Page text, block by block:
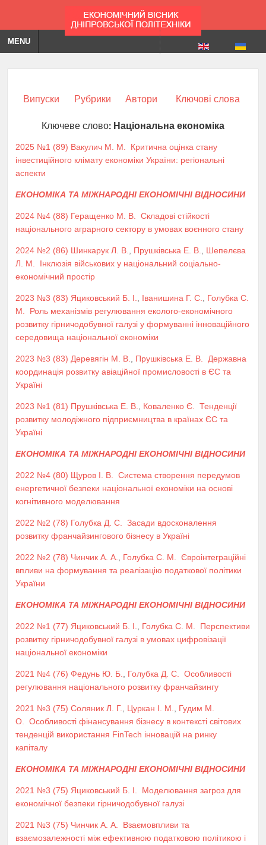
MENU
Випуски Рубрики Автори Ключові слова
Ключеве слово: Національна економіка
2025 №1 (89) Вакулич М. М.
Критична оцінка стану
інвестиційного клімату економіки України: регіональні
аспекти
ЕКОНОМІКА ТА МІЖНАРОДНІ ЕКОНОМІЧНІ ВІДНОСИНИ
2024 №4 (88) Геращенко М. В.
Складові стійкості
національного аграрного сектору в умовах воєнного стану
2024 №2 (86) Шинкарук Л. В. Прушківська Е. В.
Шепелєва
Л. М.
Інклюзія військових у національний соціально-
економічний простір
2023 №3 (83) Яциковський Б. І. Іванишина Г. С.
Голубка С.
М.
Роль механізмів регулювання еколого-економічного
розвитку гірничодобувної галузі у формуванні інноваційного
середовища національної економіки
2023 №3 (83) Деревягін М. В. Прушківська Е. В.
Державна
координація розвитку авіаційної промисловості в ЄС та
Україні
2023 №1 (81) Прушківська Е. В. Коваленко Є.
Тенденції
розвитку молодіжного підприємництва в країнах ЄС та
Україні
ЕКОНОМІКА ТА МІЖНАРОДНІ ЕКОНОМІЧНІ ВІДНОСИНИ
2022 №4 (80) Щуров І. В.
Система створення передумов
енергетичної безпеки національної економіки на основі
когнітивного моделювання
2022 №2 (78) Голубка Д. С.
Засади вдосконалення
розвитку франчайзингового бізнесу в Україні
2022 №2 (78) Чинчик А. А. Голубка С. М.
Євроінтеграційні
впливи на формування та реалізацію податкової політики
України
ЕКОНОМІКА ТА МІЖНАРОДНІ ЕКОНОМІЧНІ ВІДНОСИНИ
2022 №1 (77) Яциковський Б. І. Голубка С. М.
Перспективи
розвитку гірничодобувної галузі в умовах цифровізації
національної економіки
2021 №4 (76) Федунь Ю. Б. Голубка Д. С.
Особливості
регулювання національного розвитку франчайзингу
2021 №3 (75) Соляник Л. Г. Цуркан І. М.
Гудим М.
О.
Особливості фінансування бізнесу в контексті світових
тенденцій використання FinTech інновацій на ринку
капіталу
ЕКОНОМІКА ТА МІЖНАРОДНІ ЕКОНОМІЧНІ ВІДНОСИНИ
2021 №3 (75) Яциковський Б. І.
Моделювання загроз для
економічної безпеки гірничодобувної галузі
2021 №3 (75) Чинчик А. А.
Взаємовпливи та
взаємозалежності між ефективною податковою політикою і